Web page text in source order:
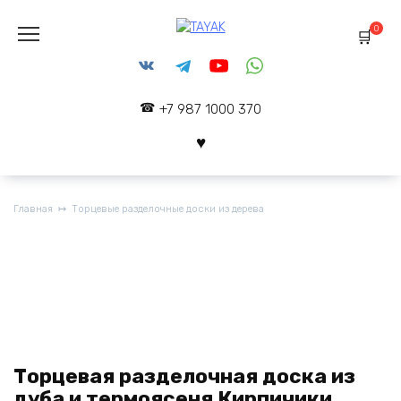
содержанию
+7 987 1000 370
0
Главная Торцевые разделочные доски из дерева
Торцевая разделочная доска из